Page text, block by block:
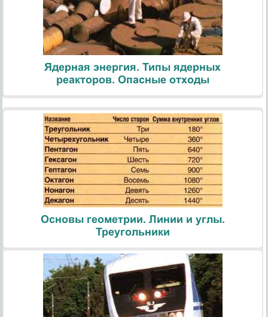
Ядерная энергия. Типы ядерных
реакторов. Опасные отходы
Основы геометрии. Линии и углы.
Треугольники